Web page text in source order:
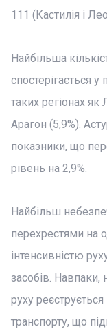
111 (Кастилія і
Найбільша
спостерігається у
таких регіонах як
Арагон (5,9%).
показники, що
рівень на 2,9%.
Найбільш
перехрестями на
інтенсивністю
засобів. Навпаки,
руху
транспорту, що